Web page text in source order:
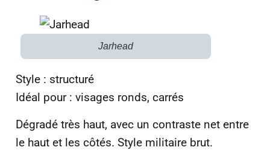
Jarhead
Style : structuré
Idéal pour : visages ronds, carrés
Dégradé très haut, avec un contraste net entre
le haut et les côtés. Style militaire brut.